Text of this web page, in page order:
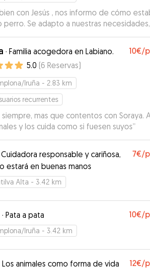
con Jesús , nos informo de cómo
perro. Se adapto a nuestras necesidades,
encantados.”
· Familia acogedora en Labiano. 10€/
5.0 (6 Reservas)
Iruña - 2.83 km
recurrentes
mas que contentos con Soraya.
y los cuida como si fuesen suyos”
Cuidadora responsable y cariñosa,
estará en buenas manos
7€/
Alta - 3.42 km
· Pata a pata 10€/
Iruña - 3.42 km
Los animales como forma de vida 12€/